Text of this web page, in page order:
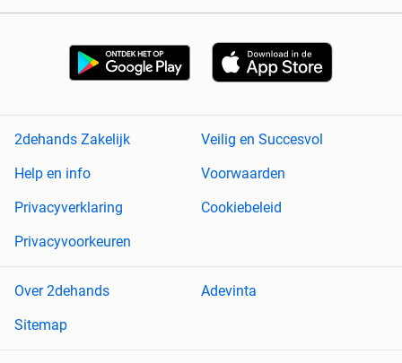
2dehands Zakelijk
Veilig en Succesvol
Help en info
Voorwaarden
Privacyverklaring
Cookiebeleid
Privacyvoorkeuren
Over 2dehands
Adevinta
Sitemap